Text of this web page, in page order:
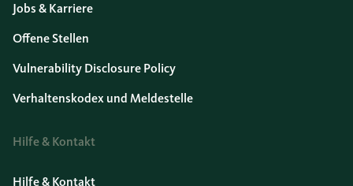
Jobs & Karriere
Offene Stellen
Vulnerability Disclosure Policy
Verhaltenskodex und Meldestelle
Hilfe & Kontakt
Hilfe & Kontakt